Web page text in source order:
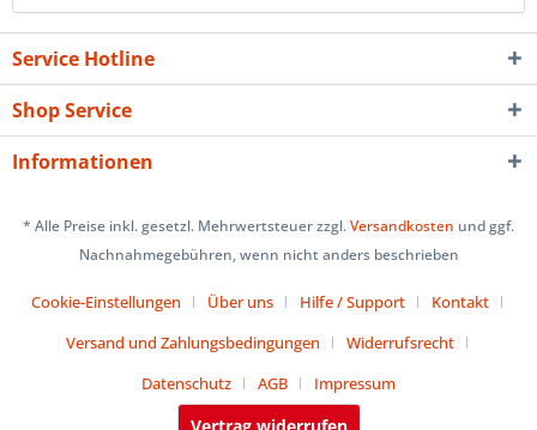
Service Hotline
Shop Service
Informationen
* Alle Preise inkl. gesetzl. Mehrwertsteuer zzgl.Versandkosten und ggf.
Nachnahmegebühren, wenn nicht anders beschrieben
Cookie-Einstellungen Über uns Hilfe / Support
Kontakt
Versand und Zahlungsbedingungen
Widerrufsrecht
Datenschutz
AGB Impressum